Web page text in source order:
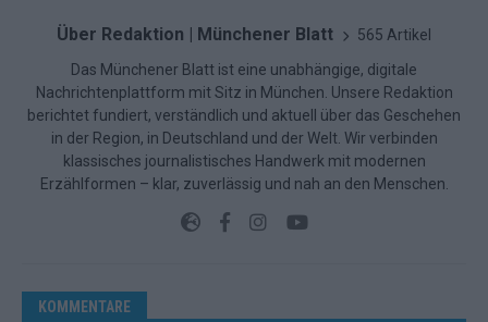
Über Redaktion | Münchener Blatt 565 Artikel
Das Münchener Blatt ist eine unabhängige, digitale
Nachrichtenplattform mit Sitz in München. Unsere Redaktion
berichtet fundiert, verständlich und aktuell über das Geschehen
in der Region, in Deutschland und der Welt. Wir verbinden
klassisches journalistisches Handwerk mit modernen
Erzählformen – klar, zuverlässig und nah an den Menschen.
KOMMENTARE